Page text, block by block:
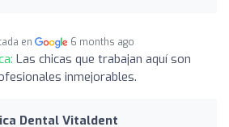
en 6 months ago
Las chicas que trabajan aquí son
inmejorables.
Dental Vitaldent